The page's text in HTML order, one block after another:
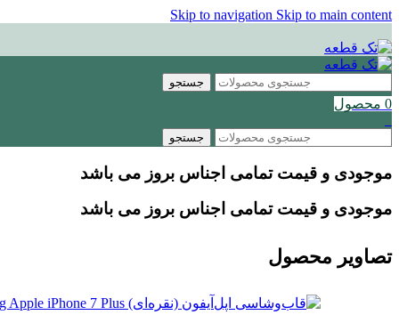
Skip to navigation Skip to main content
جستجو
0 محصول
جستجو
موجودی و قیمت تمامی اجناس بروز می باشد
موجودی و قیمت تمامی اجناس بروز می باشد
تصاویر محصول